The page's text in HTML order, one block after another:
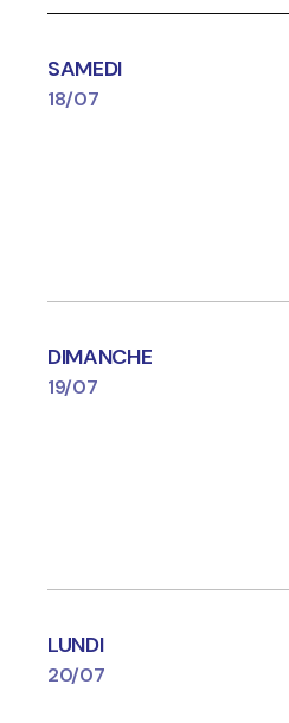
SAMEDI
18/07
DIMANCHE
19/07
LUNDI
20/07